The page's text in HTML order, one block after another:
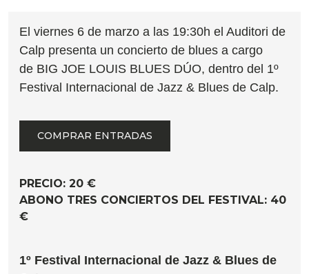
El viernes 6 de marzo a las 19:30h el Auditori de
Calp presenta un concierto de blues a cargo
de BIG JOE LOUIS BLUES DÚO, dentro del 1º
Festival Internacional de Jazz & Blues de Calp.
COMPRAR ENTRADAS
PRECIO: 20 €
ABONO TRES CONCIERTOS DEL FESTIVAL: 40
€
1º Festival Internacional de Jazz & Blues de